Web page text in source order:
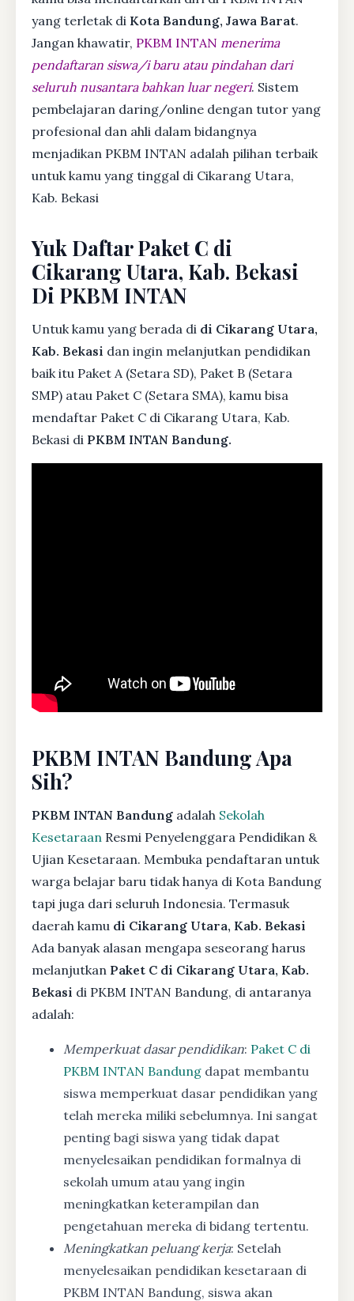
yang terletak di Kota Bandung, Jawa Barat.
Jangan khawatir, PKBM INTAN menerima
pendaftaran siswa/i baru atau pindahan dari
seluruh nusantara bahkan luar negeri. Sistem
pembelajaran daring/online dengan tutor yang
profesional dan ahli dalam bidangnya
menjadikan PKBM INTAN adalah pilihan terbaik
untuk kamu yang tinggal di Cikarang Utara,
Kab. Bekasi
Yuk Daftar Paket C di
Cikarang Utara, Kab. Bekasi
Di PKBM INTAN
Untuk kamu yang berada di di Cikarang Utara,
Kab. Bekasi dan ingin melanjutkan pendidikan
baik itu Paket A (Setara SD), Paket B (Setara
SMP) atau Paket C (Setara SMA), kamu bisa
mendaftar Paket C di Cikarang Utara, Kab.
Bekasi di PKBM INTAN Bandung.
PKBM INTAN Bandung Apa
Sih?
PKBM INTAN Bandung adalah Sekolah
Kesetaraan Resmi Penyelenggara Pendidikan &
Ujian Kesetaraan. Membuka pendaftaran untuk
warga belajar baru tidak hanya di Kota Bandung
tapi juga dari seluruh Indonesia. Termasuk
daerah kamu di Cikarang Utara, Kab. Bekasi
Ada banyak alasan mengapa seseorang harus
melanjutkan Paket C di Cikarang Utara, Kab.
Bekasi di PKBM INTAN Bandung, di antaranya
adalah:
Memperkuat dasar pendidikan: Paket C di
PKBM INTAN Bandung dapat membantu
siswa memperkuat dasar pendidikan yang
telah mereka miliki sebelumnya. Ini sangat
penting bagi siswa yang tidak dapat
menyelesaikan pendidikan formalnya di
sekolah umum atau yang ingin
meningkatkan keterampilan dan
pengetahuan mereka di bidang tertentu.
Meningkatkan peluang kerja: Setelah
menyelesaikan pendidikan kesetaraan di
PKBM INTAN Bandung, siswa akan